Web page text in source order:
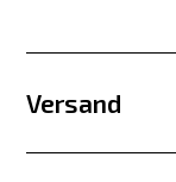
Versand